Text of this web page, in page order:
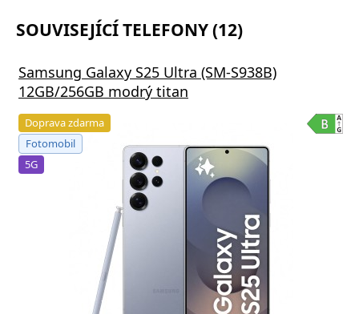
SOUVISEJÍCÍ TELEFONY (12)
Samsung Galaxy S25 Ultra (SM-S938B)
12GB/256GB modrý titan
Doprava zdarma
Fotomobil
5G